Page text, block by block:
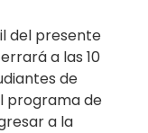
del presente
a las 10
de
programa de
a la